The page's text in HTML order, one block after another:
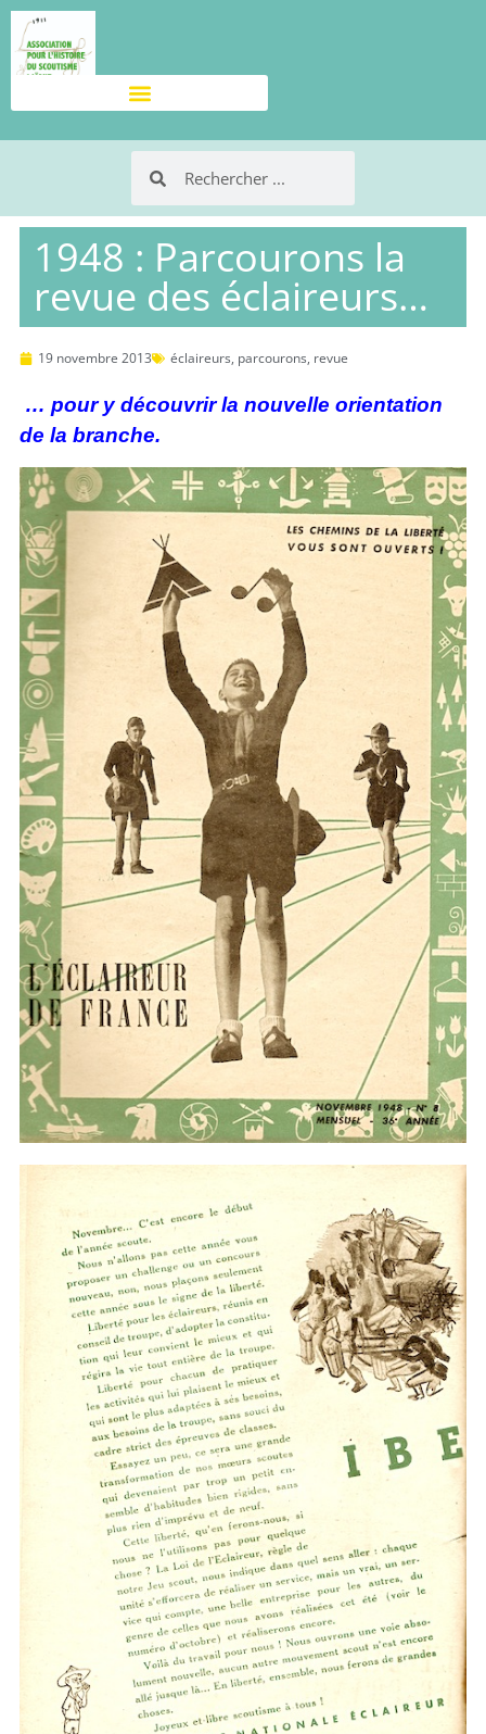
1948 : Parcourons la
revue des éclaireurs…
19 novembre 2013 éclaireurs, parcourons, revue
… pour y découvrir la nouvelle orientation
de la branche.